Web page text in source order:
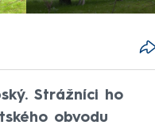
Strážníci ho
obvodu